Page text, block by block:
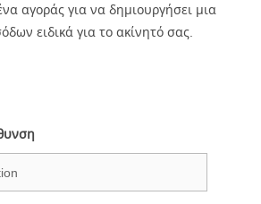
αγοράς για να δημιουργήσει μια
ειδικά για το ακίνητό σας.